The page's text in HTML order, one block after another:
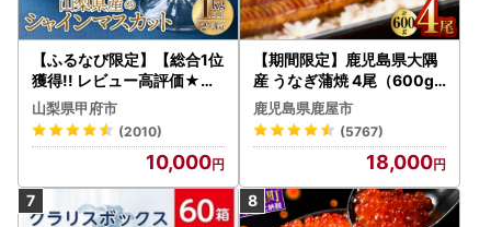
【ふるなび限定】【総合1位
獲得!! レビュー高評価★】
〈2026年度配送分〉山梨
県産 シャインマスカット 2
～3房（1.0kg以上）シャイ
ン フルーツ FN-Limited-S
P
山梨県甲府市
(2010)
10,000
【期間限定】鹿児島県大隅
産 うなぎ蒲焼 4尾（600g
） KN007-004-04-cp18
うなぎ 鰻 魚 惣菜 総菜
鹿児島県鹿屋市
(5767)
18,000